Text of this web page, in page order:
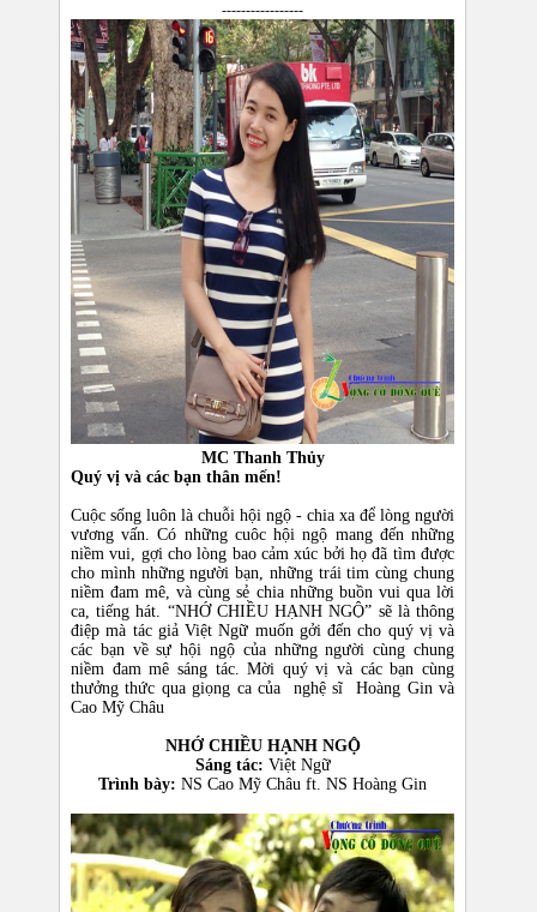
-----------------
MC Thanh Thủy
Quý vị và các bạn thân mến!
Cuộc sống luôn là chuỗi hội ngộ - chia xa để lòng người
vương vấn. Có những cuôc hội ngộ mang đến những
niềm vui, gợi cho lòng bao cảm xúc bởi họ đã tìm được
cho mình những người bạn, những trái tim cùng chung
niềm đam mê, và cùng sẻ chia những buồn vui qua lời
ca, tiếng hát. “NHỚ CHIỀU HẠNH NGỘ” sẽ là thông
điệp mà tác giả Việt Ngữ muốn gởi đến cho quý vị và
các bạn về sự hội ngộ của những người cùng chung
niềm đam mê sáng tác. Mời quý vị và các bạn cùng
thưởng thức qua giọng ca của nghệ sĩ Hoàng Gin và
Cao Mỹ Châu
NHỚ CHIỀU HẠNH NGỘ
Sáng tác: Việt Ngữ
Trình bày: NS Cao Mỹ Châu ft. NS Hoàng Gin